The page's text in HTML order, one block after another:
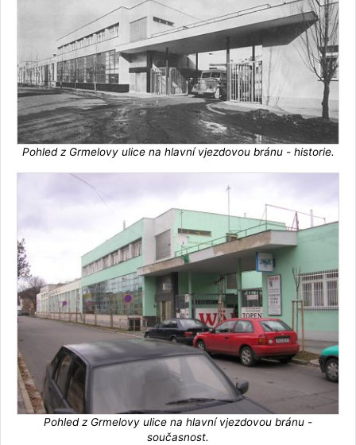
Pohled z Grmelovy ulice na hlavní vjezdovou bránu - historie.
Pohled z Grmelovy ulice na hlavní vjezdovou bránu -
současnost.